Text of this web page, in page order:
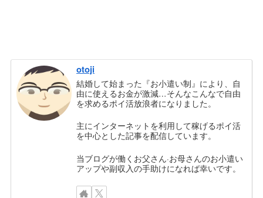
otoji
結婚して始まった『お小遣い制』により、自
由に使えるお金が激減…そんなこんなで自由
を求めるポイ活放浪者になりました。
主にインターネットを利用して稼げるポイ活
を中心とした記事を配信しています。
当ブログが働くお父さん·お母さんのお小遣い
アップや副収入の手助けになれば幸いです。